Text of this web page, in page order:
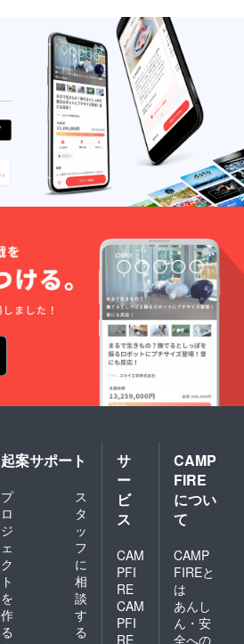
起案サポート
プ
ロ
ジ
ェ
ク
ト
を
作
る
ス
タ
ッ
フ
に
相
談
す
る
サ
ー
ビ
ス
CAM
PFI
RE
CAM
PFI
RE
CAMP
FIRE
につい
て
CAMP
FIREと
は
あんし
ん・安
全への